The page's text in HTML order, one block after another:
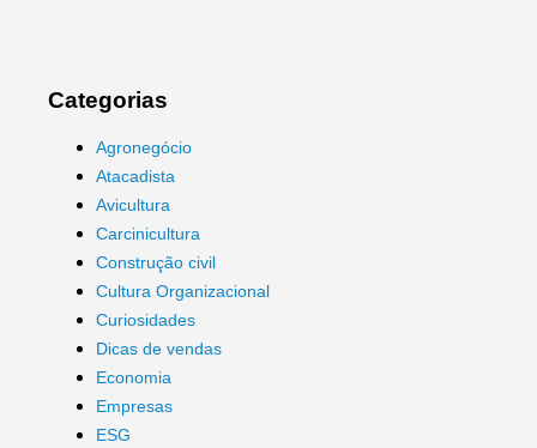
Categorias
Agronegócio
Atacadista
Avicultura
Carcinicultura
Construção civil
Cultura Organizacional
Curiosidades
Dicas de vendas
Economia
Empresas
ESG